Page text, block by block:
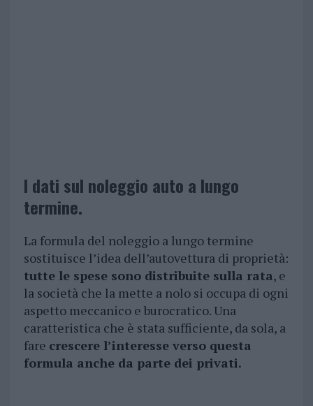
I dati sul noleggio auto a lungo
termine.
La formula del noleggio a lungo termine
sostituisce l’idea dell’autovettura di proprietà:
tutte le spese sono distribuite sulla rata, e
la società che la mette a nolo si occupa di ogni
aspetto meccanico e burocratico. Una
caratteristica che è stata sufficiente, da sola, a
fare crescere l’interesse verso questa
formula anche da parte dei privati.